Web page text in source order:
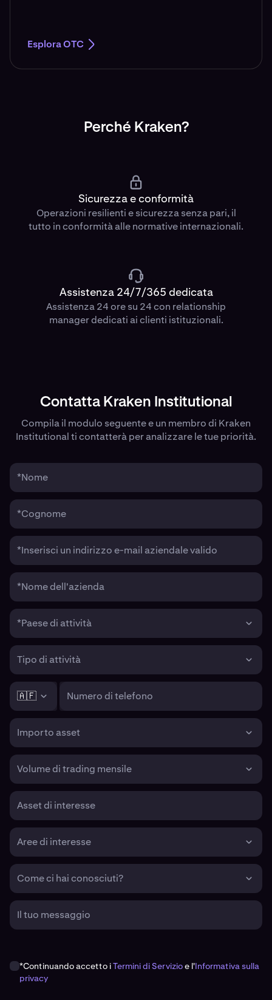
Esplora OTC
Perché Kraken?
Sicurezza e conformità
Operazioni resilienti e sicurezza senza pari, il
tutto in conformità alle normative internazionali.
Assistenza 24/7/365 dedicata
Assistenza 24 ore su 24 con relationship
manager dedicati ai clienti istituzionali.
Contatta Kraken Institutional
Compila il modulo seguente e un membro di Kraken
Institutional ti contatterà per analizzare le tue priorità.
*Nome
*Cognome
*Inserisci un indirizzo e-mail aziendale valido
*Nome dell'azienda
*Paese di attività
Tipo di attività
🇦🇫 Numero di telefono
Importo asset
Volume di trading mensile
Asset di interesse
Aree di interesse
Come ci hai conosciuti?
Il tuo messaggio
*Continuando accetto iTermini di Servizioe l'Informativa sulla
privacy